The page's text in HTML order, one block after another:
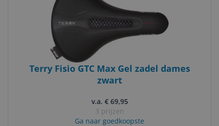
Terry Fisio GTC Max Gel zadel dames
zwart
v.a. € 69,95
3 prijzen
Ga naar goedkoopste